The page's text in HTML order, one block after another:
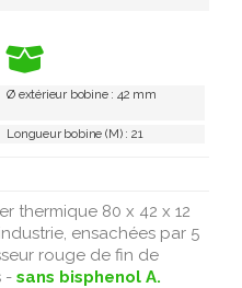
Ø extérieur bobine : 42 mm
Longueur bobine (M) : 21
thermique 80 x 42 x 12
ensachées par 5
rouge de fin de
- sans bisphenol A.